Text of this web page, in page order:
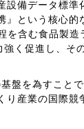
設備データ標準
という核心的
を含む食品製
く促進し、そ
盤を為すこと
産業の国際